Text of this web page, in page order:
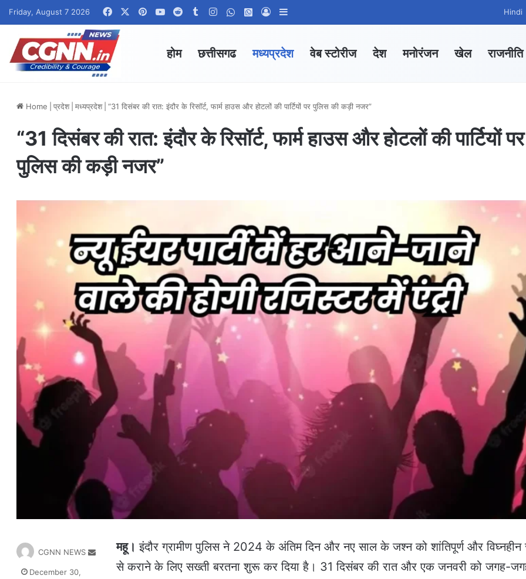
Friday, August 7 2026 FacebookPinterestYouTubeRedditTumblrInstagramWhatsApp Channel
WhatsApp Group
Log In Hindi
होम छत्तीसगढ मध्यप्रदेश वेब स्टोरीज देश मनोरंजन खेल राजनीति
Home प्रदेश मध्यप्रदेश “31 दिसंबर की रात: इंदौर के रिसॉर्ट, फार्म हाउस और होटलों की पार्टियों पर पुलिस की कड़ी नजर”
“31 दिसंबर की रात: इंदौर के रिसॉर्ट, फार्म हाउस और होटलों की पार्टियों पर
पुलिस की कड़ी नजर”
महू। इंदौर ग्रामीण पुलिस ने 2024 के अंतिम दिन और नए साल के जश्न को शांतिपूर्ण और
से कराने के लिए सख्ती बरतना शुरू कर दिया है। 31 दिसंबर की रात और एक जनवरी को जगह-
CGNN NEWS
December 30,